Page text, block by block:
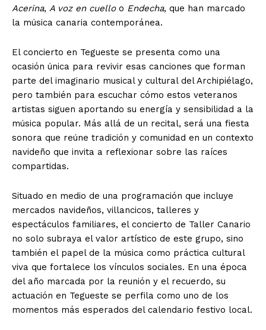
Acerina, A voz en cuelloo Endecha, que han marcado
la música canaria contemporánea.
El concierto en Tegueste se presenta como una
ocasión única para revivir esas canciones que forman
parte del imaginario musical y cultural del Archipiélago,
pero también para escuchar cómo estos veteranos
artistas siguen aportando su energía y sensibilidad a la
música popular. Más allá de un recital, será una fiesta
sonora que reúne tradición y comunidad en un contexto
navideño que invita a reflexionar sobre las raíces
compartidas.
Situado en medio de una programación que incluye
mercados navideños, villancicos, talleres y
espectáculos familiares, el concierto de Taller Canario
no solo subraya el valor artístico de este grupo, sino
también el papel de la música como práctica cultural
viva que fortalece los vínculos sociales. En una época
del año marcada por la reunión y el recuerdo, su
actuación en Tegueste se perfila como uno de los
momentos más esperados del calendario festivo local.